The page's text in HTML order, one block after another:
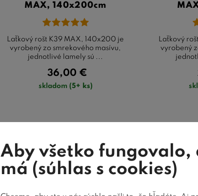
MAX, 140x200cm
Laťkový rošt K39 MAX, 140x200 je
vyrobený zo smrekového masívu,
jednotlivé lamely sú ...
36,00 €
skladom (5+ ks)
Laťkový
vyrobený
Aby všetko fungovalo,
má (súhlas s cookies)